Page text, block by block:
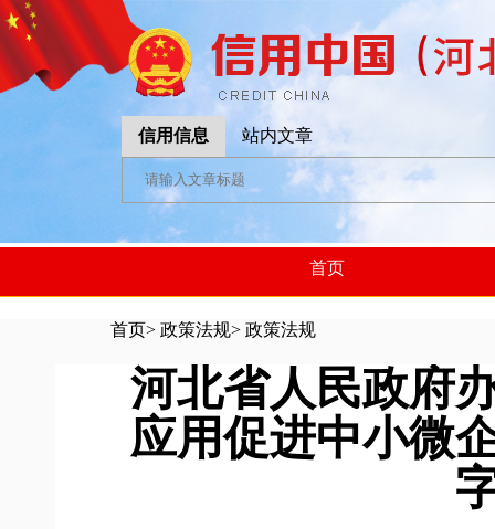
信用信息 站内文章
首页
首页> 政策法规> 政策法规
河北省人民政府
应用促进中小微